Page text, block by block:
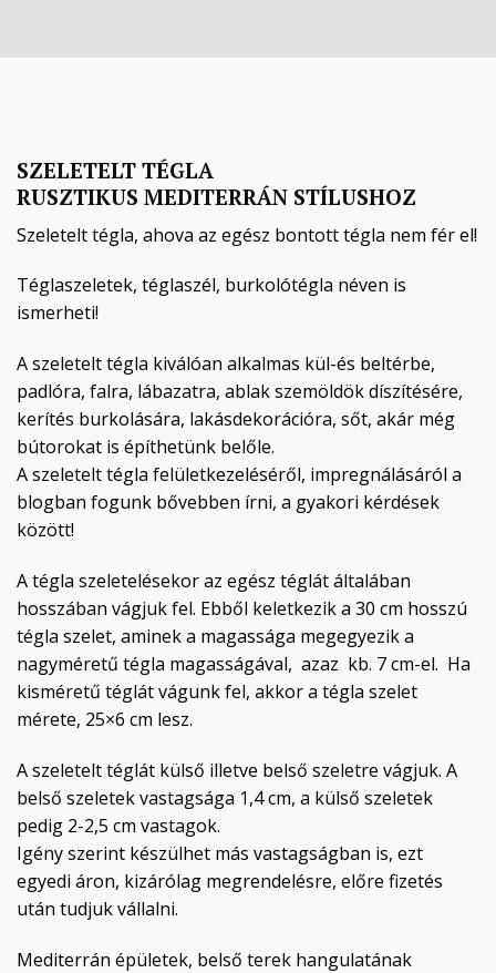
SZELETELT TÉGLA
RUSZTIKUS MEDITERRÁN STÍLUSHOZ
Szeletelt tégla, ahova az egész bontott tégla nem fér el!
Téglaszeletek, téglaszél, burkolótégla néven is
ismerheti!
A szeletelt tégla kiválóan alkalmas kül-és beltérbe,
padlóra, falra, lábazatra, ablak szemöldök díszítésére,
kerítés burkolására, lakásdekorációra, sőt, akár még
bútorokat is építhetünk belőle.
A szeletelt tégla felületkezeléséről, impregnálásáról a
blogban fogunk bővebben írni, a gyakori kérdések
között!
A tégla szeletelésekor az egész téglát általában
hosszában vágjuk fel. Ebből keletkezik a 30 cm hosszú
tégla szelet, aminek a magassága megegyezik a
nagyméretű tégla magasságával, azaz kb. 7 cm-el. Ha
kisméretű téglát vágunk fel, akkor a tégla szelet
mérete, 25×6 cm lesz.
A szeletelt téglát külső illetve belső szeletre vágjuk. A
belső szeletek vastagsága 1,4 cm, a külső szeletek
pedig 2-2,5 cm vastagok.
Igény szerint készülhet más vastagságban is, ezt
egyedi áron, kizárólag megrendelésre, előre fizetés
után tudjuk vállalni.
Mediterrán épületek, belső terek hangulatának